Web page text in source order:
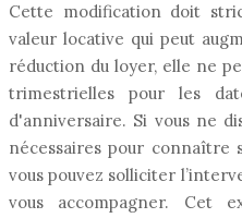
Cette modification doit
valeur locative qui peut
réduction du loyer, elle ne
trimestrielles pour les
d'anniversaire. Si vous ne
nécessaires pour
vous pouvez solliciter
vous accompagner. Cet